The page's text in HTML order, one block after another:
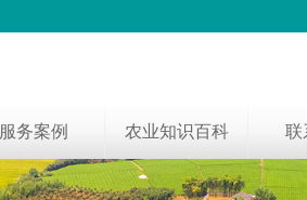
务案例 农业知识百科 联